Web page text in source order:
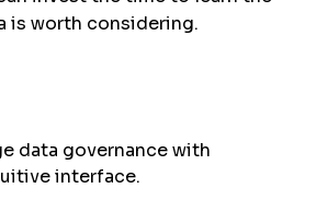
is worth considering.
data governance with
interface.